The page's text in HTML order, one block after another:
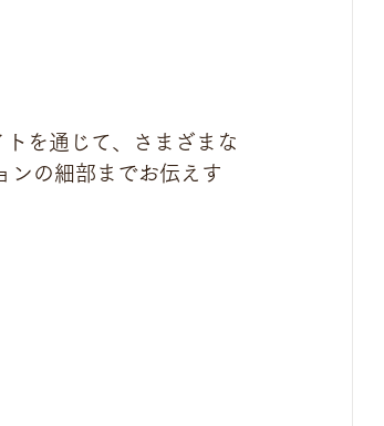
を通じて、さまざまな
ンの細部までお伝えす